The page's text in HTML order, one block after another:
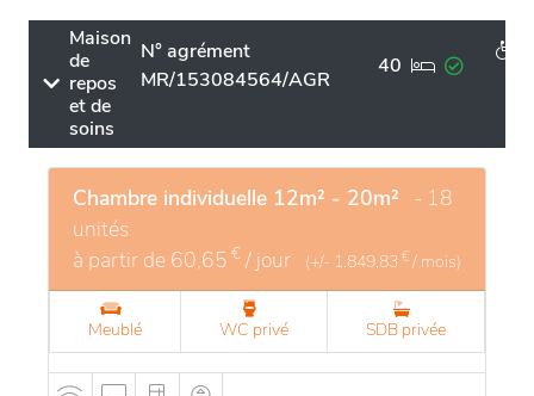
Maison
de
repos
et de
soins
N° agrément
MR/153084564/AGR
40
Chambre individuelle 12m² - 20m² - 18
unités
à partir de 60,65 € / jour (+/- 1.849,83 € / mois)
Meublé WC privé SDB privée